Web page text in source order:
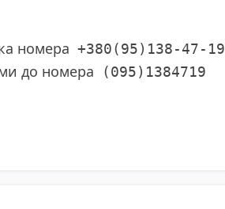
номера +380(95)138-47-19
до номера
(095)1384719